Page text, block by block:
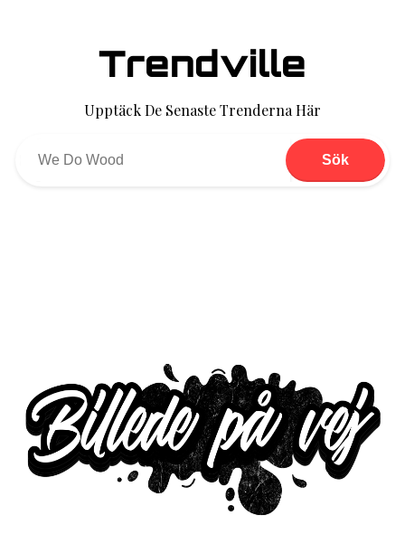
Trendville
Upptäck De Senaste Trenderna Här
Sök